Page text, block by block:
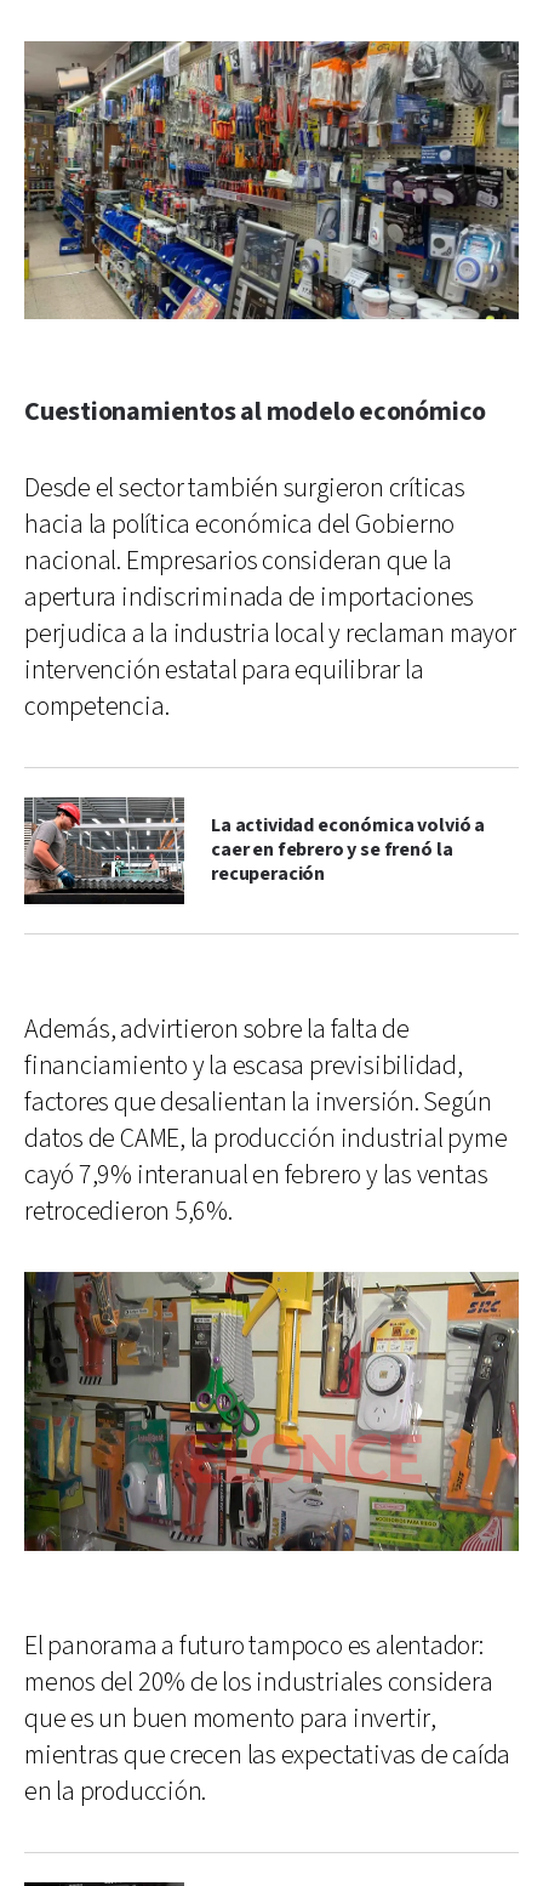
Cuestionamientos al modelo económico
Desde el sector también surgieron críticas
hacia la política económica del Gobierno
nacional. Empresarios consideran que la
apertura indiscriminada de importaciones
perjudica a la industria local y reclaman mayor
intervención estatal para equilibrar la
competencia.
La actividad económica volvió a
caer en febrero y se frenó la
recuperación
Además, advirtieron sobre la falta de
financiamiento y la escasa previsibilidad,
factores que desalientan la inversión. Según
datos de CAME, la producción industrial pyme
cayó 7,9% interanual en febrero y las ventas
retrocedieron 5,6%.
El panorama a futuro tampoco es alentador:
menos del 20% de los industriales considera
que es un buen momento para invertir,
mientras que crecen las expectativas de caída
en la producción.